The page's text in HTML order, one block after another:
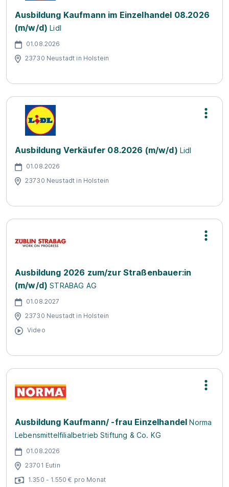
Ausbildung Kaufmann im Einzelhandel 08.2026
(m/w/d) Lidl
01.08.2026
23730 Neustadt in Holstein
Ausbildung Verkäufer 08.2026 (m/w/d) Lidl
01.08.2026
23730 Neustadt in Holstein
Ausbildung 2026 zum/zur Straßenbauer:in
(m/w/d) STRABAG AG
01.08.2027
23730 Neustadt in Holstein
Video
Ausbildung Kaufmann/ -frau Einzelhandel Norma
Lebensmittelfilialbetrieb Stiftung & Co. KG
01.08.2026
23701 Eutin
1.350 - 1.550 € pro Monat